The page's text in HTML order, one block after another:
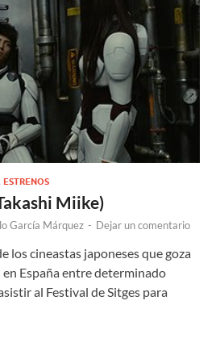
ESTRENOS
Miike)
García Márquez - Dejar un comentario
los cineastas japoneses que goza
España entre determinado
al Festival de Sitges para